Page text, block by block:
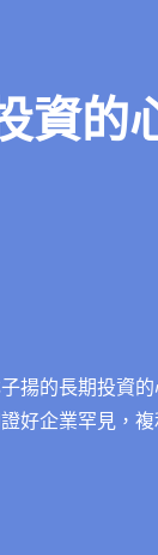
資的
揚的長期投資
好企業罕見，